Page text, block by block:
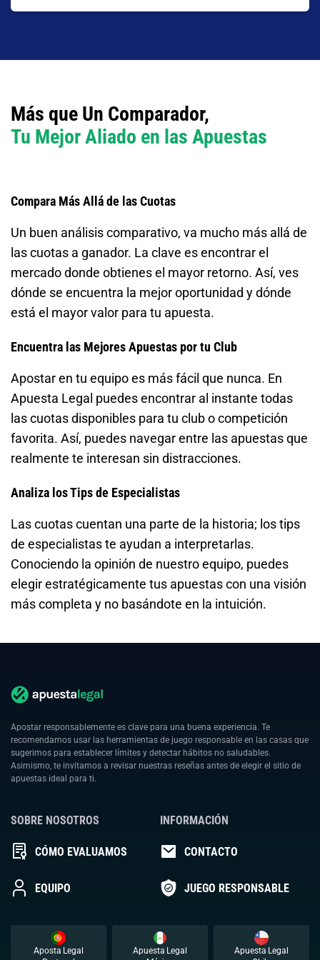
Más que Un Comparador,
Tu Mejor Aliado en las Apuestas
Compara Más Allá de las Cuotas
Un buen análisis comparativo, va mucho más allá de
las cuotas a ganador. La clave es encontrar el
mercado donde obtienes el mayor retorno. Así, ves
dónde se encuentra la mejor oportunidad y dónde
está el mayor valor para tu apuesta.
Encuentra las Mejores Apuestas por tu Club
Apostar en tu equipo es más fácil que nunca. En
Apuesta Legal puedes encontrar al instante todas
las cuotas disponibles para tu club o competición
favorita. Así, puedes navegar entre las apuestas que
realmente te interesan sin distracciones.
Analiza los Tips de Especialistas
Las cuotas cuentan una parte de la historia; los tips
de especialistas te ayudan a interpretarlas.
Conociendo la opinión de nuestro equipo, puedes
elegir estratégicamente tus apuestas con una visión
más completa y no basándote en la intuición.
Apostar responsablemente es clave para una buena experiencia. Te
recomendamos usar las herramientas de juego responsable en las casas que
sugerimos para establecer límites y detectar hábitos no saludables.
Asimismo, te invitamos a revisar nuestras reseñas antes de elegir el sitio de
apuestas ideal para ti.
SOBRE NOSOTROS
CÓMO EVALUAMOS
EQUIPO
INFORMACIÓN
CONTACTO
JUEGO RESPONSABLE
Aposta Legal
Apuesta Legal
Apuesta Legal